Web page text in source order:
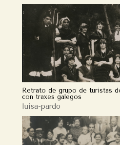
Retrato de grupo de turistas
con traxes galegos
luisa-pardo